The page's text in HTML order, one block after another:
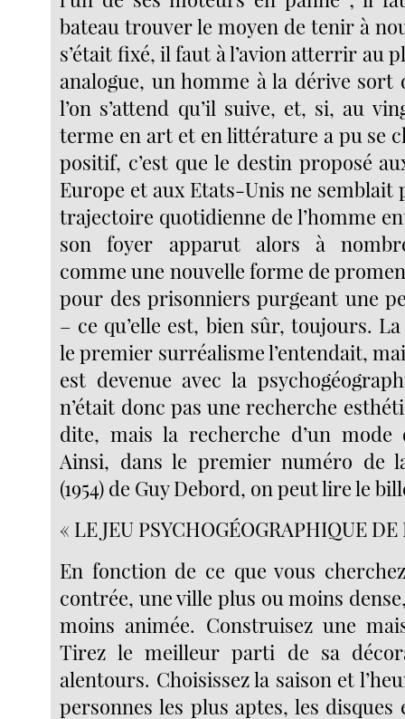
bateau trouver le moyen de tenir à
s’était fixé, il faut à l’avion atterrir au
analogue, un homme à la dérive sort
l’on s’attend qu’il suive, et, si, au
terme en art et en littérature a pu se
positif, c’est que le destin proposé
Europe et aux Etats-Unis ne semblait
trajectoire quotidienne de l’homme
son foyer apparut alors à
comme une nouvelle forme de
pour des prisonniers purgeant une
– ce qu’elle est, bien sûr, toujours.
le premier surréalisme l’entendait,
est devenue avec la
n’était donc pas une recherche
dite, mais la recherche d’un mode
Ainsi, dans le premier numéro de
(1954) de Guy Debord, on peut lire le
« LE JEU PSYCHOGÉOGRAPHIQUE
En fonction de ce que vous
contrée, une ville plus ou moins
moins animée. Construisez une
Tirez le meilleur parti de sa
alentours. Choisissez la saison et
personnes les plus aptes, les disques